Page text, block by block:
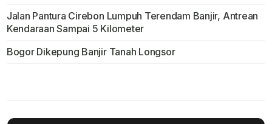
Jalan Pantura Cirebon Lumpuh Terendam Banjir, Antrean
Kendaraan Sampai 5 Kilometer
Bogor Dikepung Banjir Tanah Longsor